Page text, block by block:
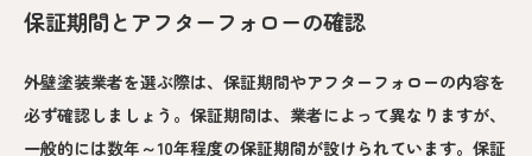
保証期間とアフターフォローの確認
外壁塗装業者を選ぶ際は、保証期間やアフターフォローの内容を
必ず確認しましょう。保証期間は、業者によって異なりますが、
一般的には数年～10年程度の保証期間が設けられています。保証